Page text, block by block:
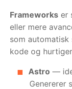
Frameworks er
eller mere
som automatisk
kode og
Astro —
Genererer